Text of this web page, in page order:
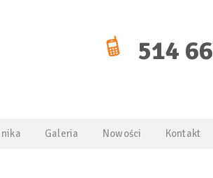
Galeria Nowości Kontakt
514